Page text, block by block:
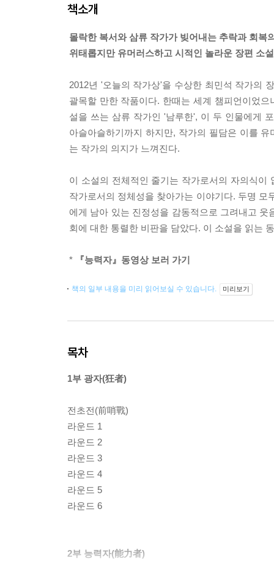
책소개
몰락한 복서와 삼류 작가가 빚어내는 추락과 회복
위태롭지만 유머러스하고 시적인 놀라운 장편 소
2012년 '오늘의 작가상'을 수상한 최민석 작가의
괄목할 만한 작품이다. 한때는 세계 챔피언이었
설을 쓰는 삼류 작가인 '남루한', 이 두 인물에게
아슬아슬하기까지 하지만, 작가의 필담은 이를
는 작가의 의지가 느껴진다.
이 소설의 전체적인 줄기는 작가로서의 자의식이
작가로서의 정체성을 찾아가는 이야기다. 두명
에게 남아 있는 진정성을 감동적으로 그려내고
회에 대한 통렬한 비판을 담았다. 이 소설을 읽는
* 『능력자』동영상 보러 가기
책의 일부 내용을 미리 읽어보실 수 있습니다. 미리보기
목차
1부 광자(狂者)
전초전(前哨戰)
라운드 1
라운드 2
라운드 3
라운드 4
라운드 5
라운드 6
2부 능력자(能力者)